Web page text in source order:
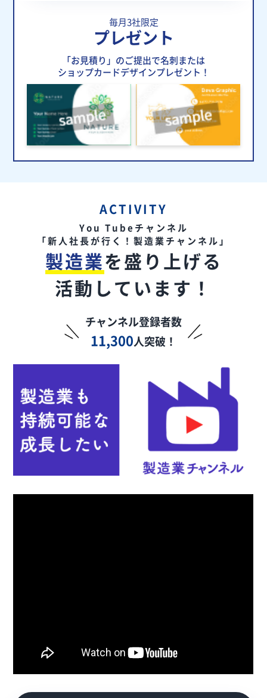
毎月3社限定
プレゼント
「お見積り」のご提出で名刺または
ショップカードデザインプレゼント！
ACTIVITY
You Tubeチャンネル
「新人社長が行く！製造業チャンネル」
製造業を盛り上げる
活動しています！
チャンネル登録者数
11,300人突破！